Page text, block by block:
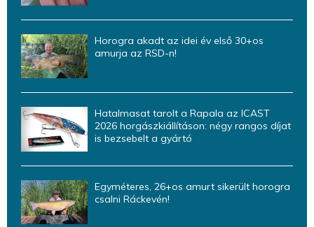
Horogra akadt az idei év első 30+os
amurja az RSD-n!
Hatalmasat tarolt a Rapala az ICAST
2026 horgászkiállításon: négy rangos díjat
is bezsebelt a gyártó
Egyméteres, 26+os amurt sikerült horogra
csalni Ráckevén!